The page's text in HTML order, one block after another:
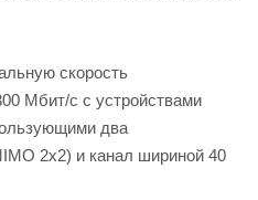
скорость
Мбит/c с устройствами
два
2x2) и канал шириной 40